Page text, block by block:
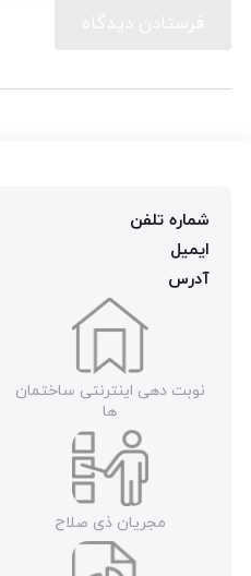
شماره تلفن
ایمیل
آدرس
نوبت دهی اینترنتی ساختمان
ها
مجریان ذی صلاح